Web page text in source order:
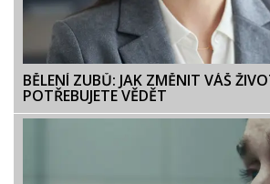
BĚLENÍ ZUBŮ: JAK ZMĚNIT VÁŠ
POTŘEBUJETE VĚDĚT